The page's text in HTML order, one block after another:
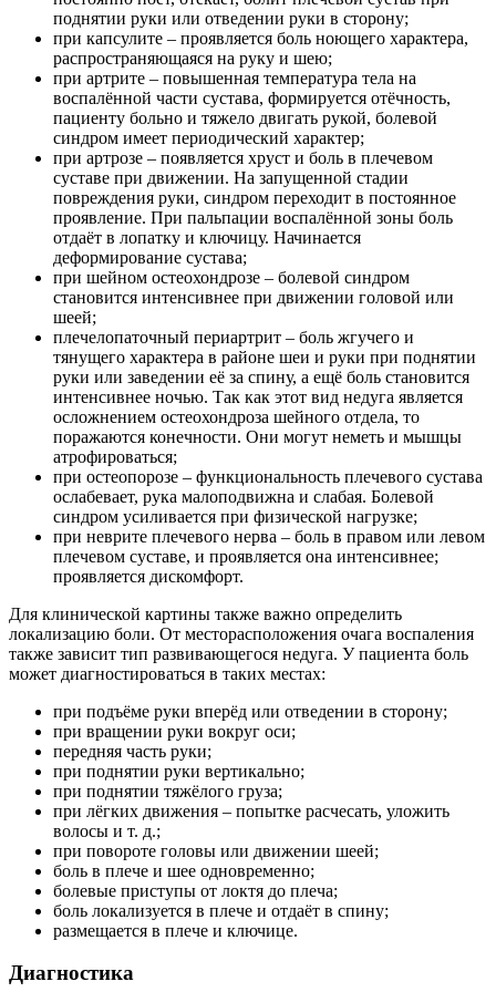
поднятии руки или отведении руки в сторону;
при капсулите – проявляется боль ноющего характера,
распространяющаяся на руку и шею;
при артрите – повышенная температура тела на
воспалённой части сустава, формируется отёчность,
пациенту больно и тяжело двигать рукой, болевой
синдром имеет периодический характер;
при артрозе – появляется хруст и боль в плечевом
суставе при движении. На запущенной стадии
повреждения руки, синдром переходит в постоянное
проявление. При пальпации воспалённой зоны боль
отдаёт в лопатку и ключицу. Начинается
деформирование сустава;
при шейном остеохондрозе – болевой синдром
становится интенсивнее при движении головой или
шеей;
плечелопаточный периартрит – боль жгучего и
тянущего характера в районе шеи и руки при поднятии
руки или заведении её за спину, а ещё боль становится
интенсивнее ночью. Так как этот вид недуга является
осложнением остеохондроза шейного отдела, то
поражаются конечности. Они могут неметь и мышцы
атрофироваться;
при остеопорозе – функциональность плечевого сустава
ослабевает, рука малоподвижна и слабая. Болевой
синдром усиливается при физической нагрузке;
при неврите плечевого нерва – боль в правом или левом
плечевом суставе, и проявляется она интенсивнее;
проявляется дискомфорт.
Для клинической картины также важно определить
локализацию боли. От месторасположения очага воспаления
также зависит тип развивающегося недуга. У пациента боль
может диагностироваться в таких местах:
при подъёме руки вперёд или отведении в сторону;
при вращении руки вокруг оси;
передняя часть руки;
при поднятии руки вертикально;
при поднятии тяжёлого груза;
при лёгких движения – попытке расчесать, уложить
волосы и т. д.;
при повороте головы или движении шеей;
боль в плече и шее одновременно;
болевые приступы от локтя до плеча;
боль локализуется в плече и отдаёт в спину;
размещается в плече и ключице.
Диагностика